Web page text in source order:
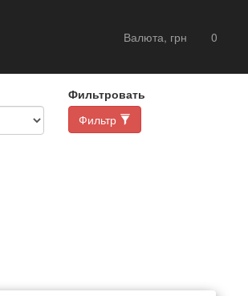
Валюта, грн 0
Фильтровать
Фильтр